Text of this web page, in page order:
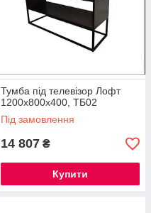
Тумба під телевізор Лофт
1200х800х400, ТБ02
Під замовлення
14 807 ₴
Купити